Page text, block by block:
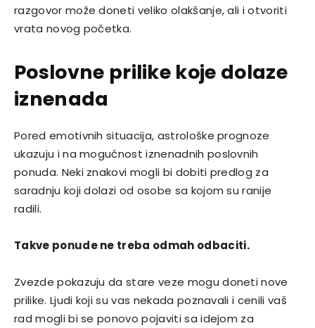
razgovor može doneti veliko olakšanje, ali i otvoriti
vrata novog početka.
Poslovne prilike koje dolaze
iznenada
Pored emotivnih situacija, astrološke prognoze
ukazuju i na mogućnost iznenadnih poslovnih
ponuda. Neki znakovi mogli bi dobiti predlog za
saradnju koji dolazi od osobe sa kojom su ranije
radili.
Takve ponude ne treba odmah odbaciti.
Zvezde pokazuju da stare veze mogu doneti nove
prilike. Ljudi koji su vas nekada poznavali i cenili vaš
rad mogli bi se ponovo pojaviti sa idejom za